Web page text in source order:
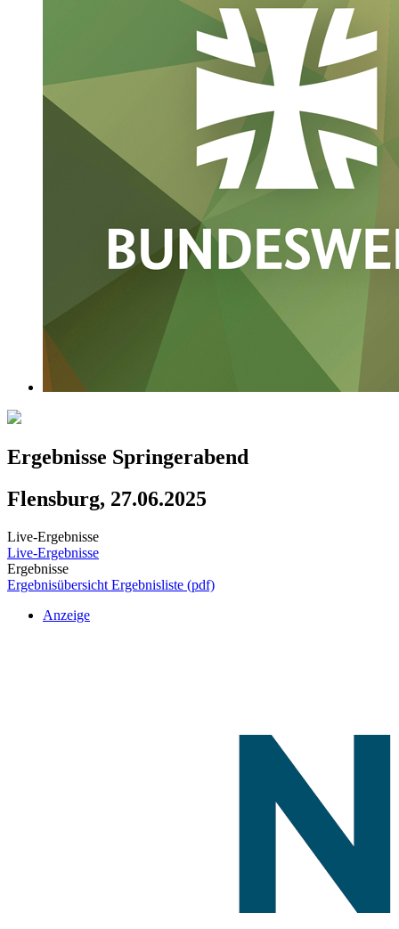
Ergebnisse Springerabend
Flensburg, 27.06.2025
Live-Ergebnisse
Live-Ergebnisse
Ergebnisse
Ergebnisübersicht Ergebnisliste (pdf)
Anzeige